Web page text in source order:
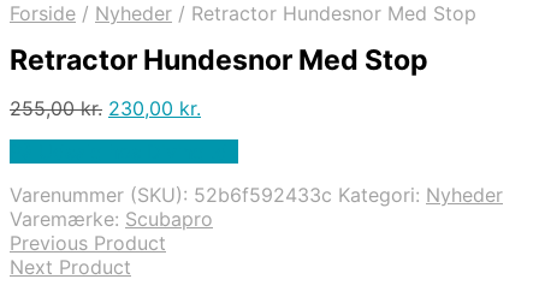
Forside / Nyheder / Retractor Hundesnor Med Stop
Retractor Hundesnor Med Stop
255,00kr. Den
255,00 kr..
230,00 kr.
230,00 kr..
Varenummer (SKU): 52b6f592433c Kategori: Nyheder
Varemærke: Scubapro
Previous Product
Next Product